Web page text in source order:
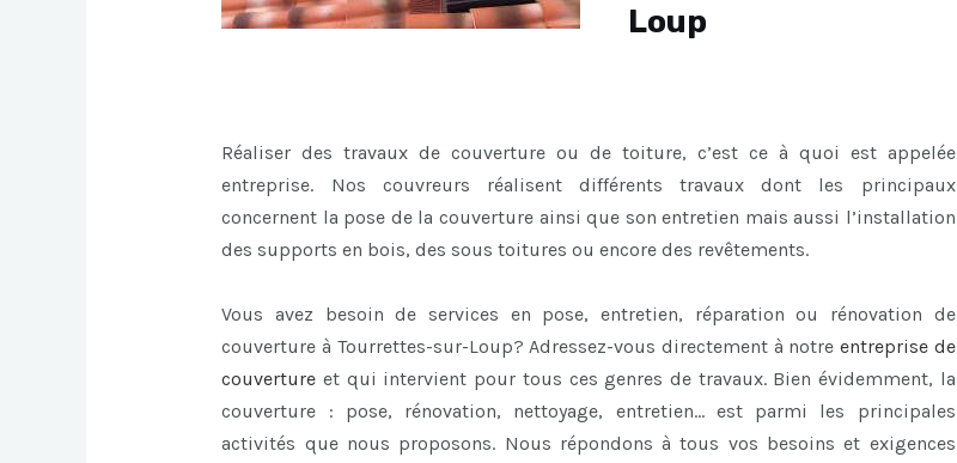
Loup
Réaliser des travaux de couverture ou de toiture, c’est ce à quoi est appelée
entreprise. Nos couvreurs réalisent différents travaux dont les principaux
concernent la pose de la couverture ainsi que son entretien mais aussi l’installation
des supports en bois, des sous toitures ou encore des revêtements.
Vous avez besoin de services en pose, entretien, réparation ou rénovation de
couverture à Tourrettes-sur-Loup? Adressez-vous directement à notre entreprise de
couverture et qui intervient pour tous ces genres de travaux. Bien évidemment, la
couverture : pose, rénovation, nettoyage, entretien… est parmi les principales
activités que nous proposons. Nous répondons à tous vos besoins et exigences